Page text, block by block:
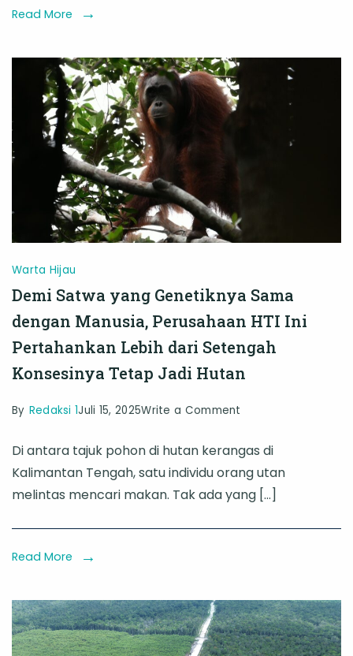
Read More
Warta Hijau
Demi Satwa yang Genetiknya Sama
dengan Manusia, Perusahaan HTI Ini
Pertahankan Lebih dari Setengah
Konsesinya Tetap Jadi Hutan
By Redaksi 1Juli 15, 2025Write a Comment
Satwa
yang
Genetiknya
Sama
Perusahaan
HTI
Ini
Di antara tajuk pohon di hutan kerangas di
Kalimantan Tengah, satu individu orang utan
melintas mencari makan. Tak ada yang […]
Read More